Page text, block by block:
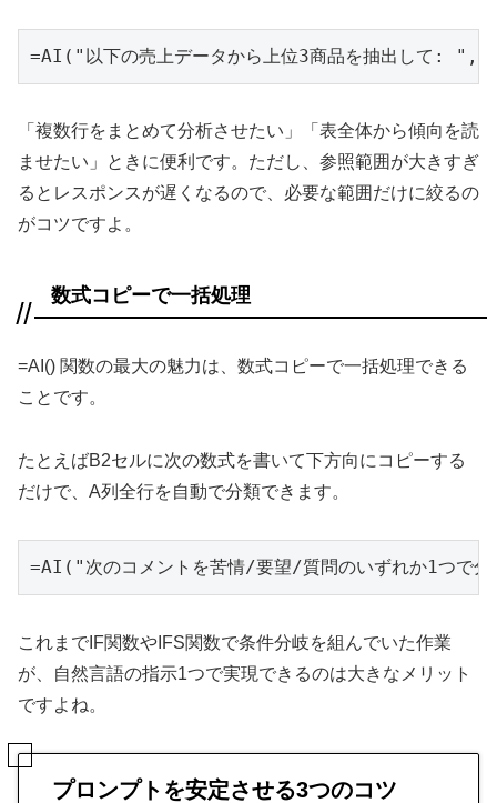
=AI("以下の売上データから上位3商品を抽出して: ",
「複数行をまとめて分析させたい」「表全体から傾向を読
ませたい」ときに便利です。ただし、参照範囲が大きすぎ
るとレスポンスが遅くなるので、必要な範囲だけに絞るの
がコツですよ。
数式コピーで一括処理
=AI() 関数の最大の魅力は、数式コピーで一括処理できる
ことです。
たとえばB2セルに次の数式を書いて下方向にコピーする
だけで、A列全行を自動で分類できます。
=AI("次のコメントを苦情/要望/質問のいずれか1つ
これまでIF関数やIFS関数で条件分岐を組んでいた作業
が、自然言語の指示1つで実現できるのは大きなメリット
ですよね。
プロンプトを安定させる3つのコツ